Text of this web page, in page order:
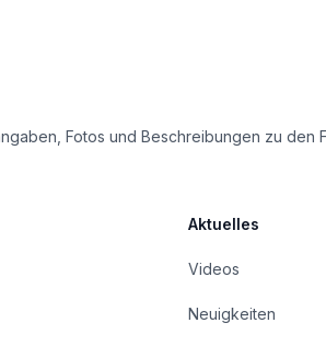
Fotos und Beschreibungen zu
Aktuelles
Videos
Neuigkeiten